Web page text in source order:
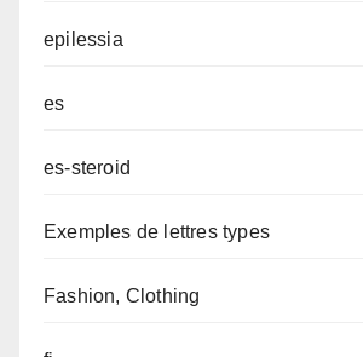
epilessia
es
es-steroid
Exemples de lettres types
Fashion, Clothing